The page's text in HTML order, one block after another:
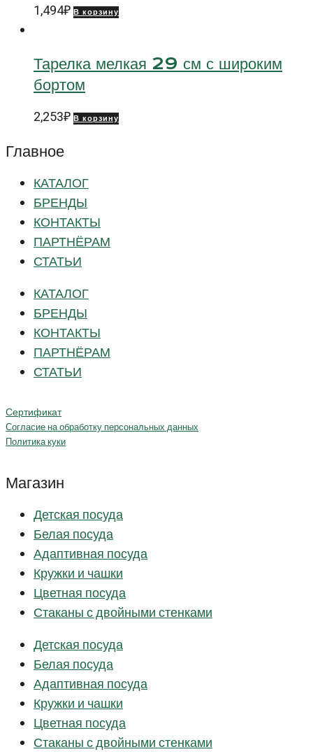
1,494₽ В корзину
Тарелка мелкая 29 см с широким
бортом
2,253₽ В корзину
Главное
КАТАЛОГ
БРЕНДЫ
КОНТАКТЫ
ПАРТНЁРАМ
СТАТЬИ
КАТАЛОГ
БРЕНДЫ
КОНТАКТЫ
ПАРТНЁРАМ
СТАТЬИ
Сертификат
Согласие на обработку персональных данных
Политика куки
Магазин
Детская посуда
Белая посуда
Адаптивная посуда
Кружки и чашки
Цветная посуда
Стаканы с двойными стенками
Детская посуда
Белая посуда
Адаптивная посуда
Кружки и чашки
Цветная посуда
Стаканы с двойными стенками